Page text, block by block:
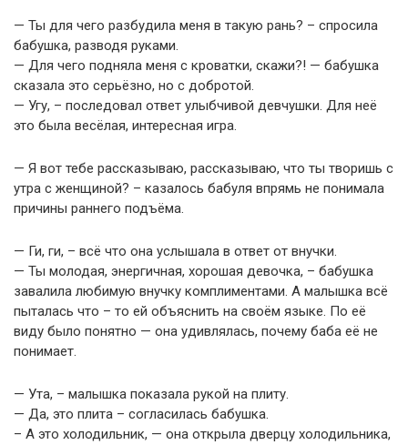
— Ты для чего разбудила меня в такую рань? – спросила
бабушка, разводя руками.
— Для чего подняла меня с кроватки, скажи?! — бабушка
сказала это серьёзно, но с добротой.
— Угу, – последовал ответ улыбчивой девчушки. Для неё
это была весёлая, интересная игра.
— Я вот тебе рассказываю, рассказываю, что ты творишь с
утра с женщиной? – казалось бабуля впрямь не понимала
причины раннего подъёма.
— Ги, ги, – всё что она услышала в ответ от внучки.
— Ты молодая, энергичная, хорошая девочка, – бабушка
завалила любимую внучку комплиментами. А малышка всё
пыталась что – то ей объяснить на своём языке. По её
виду было понятно — она удивлялась, почему баба её не
понимает.
— Ута, – малышка показала рукой на плиту.
— Да, это плита – согласилась бабушка.
– А это холодильник, — она открыла дверцу холодильника,